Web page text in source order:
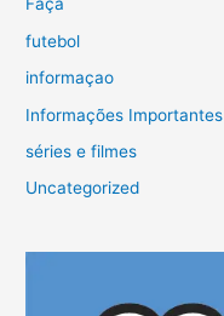
Faça
futebol
informaçao
Informações Importantes
séries e filmes
Uncategorized